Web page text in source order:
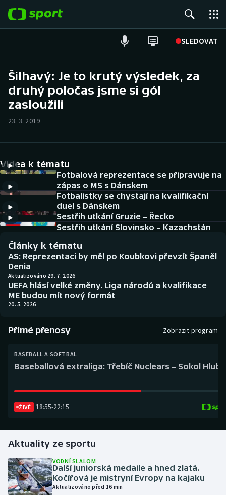
SLEDOVAT
Hokej
Cyklistika
DALŠÍ SPORTY
Americký fotbal
Basketbal
Biatlon
Boby a skeleton
Box
Curling
Florbal
Futsal
Gymnastika
NEPŘEHLÉDNĚTE
Historické návraty
Aplikace ČT sport
AZ kvíz
Šilhavý: Je to krutý výsledek, za
druhý poločas jsme si gól
zasloužili
23. 3. 2019
Videa k tématu
Fotbalová reprezentace se připravuje na
zápas o MS s Dánskem
Fotbalistky se chystají na kvalifikační
duel s Dánskem
Sestřih utkání Gruzie – Řecko
Sestřih utkání Slovinsko – Kazachstán
Články k tématu
AS: Reprezentaci by měl po Koubkovi převzít Španěl
Denia
Aktualizováno 29. 7. 2026
UEFA hlásí velké změny. Liga národů a kvalifikace
ME budou mít nový formát
20. 5. 2026
Přímé přenosy Zobrazit program
BASEBALL A SOFTBAL
Baseballová extraliga: Třebíč Nuclears – Sokol
ŽIVĚ 18:55-22:15
Aktuality ze sportu
VODNÍ SLALOM
Další juniorská medaile a hned zlatá.
Kočířová je mistryní Evropy na kajaku
Aktualizováno před 16 min